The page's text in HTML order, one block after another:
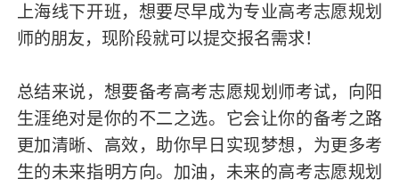
上海线下开班，想要尽早成为专业高考志愿规划
师的朋友，现阶段就可以提交报名需求！
总结来说，想要备考高考志愿规划师考试，向阳
生涯绝对是你的不二之选。它会让你的备考之路
更加清晰、高效，助你早日实现梦想，为更多考
生的未来指明方向。加油，未来的高考志愿规划